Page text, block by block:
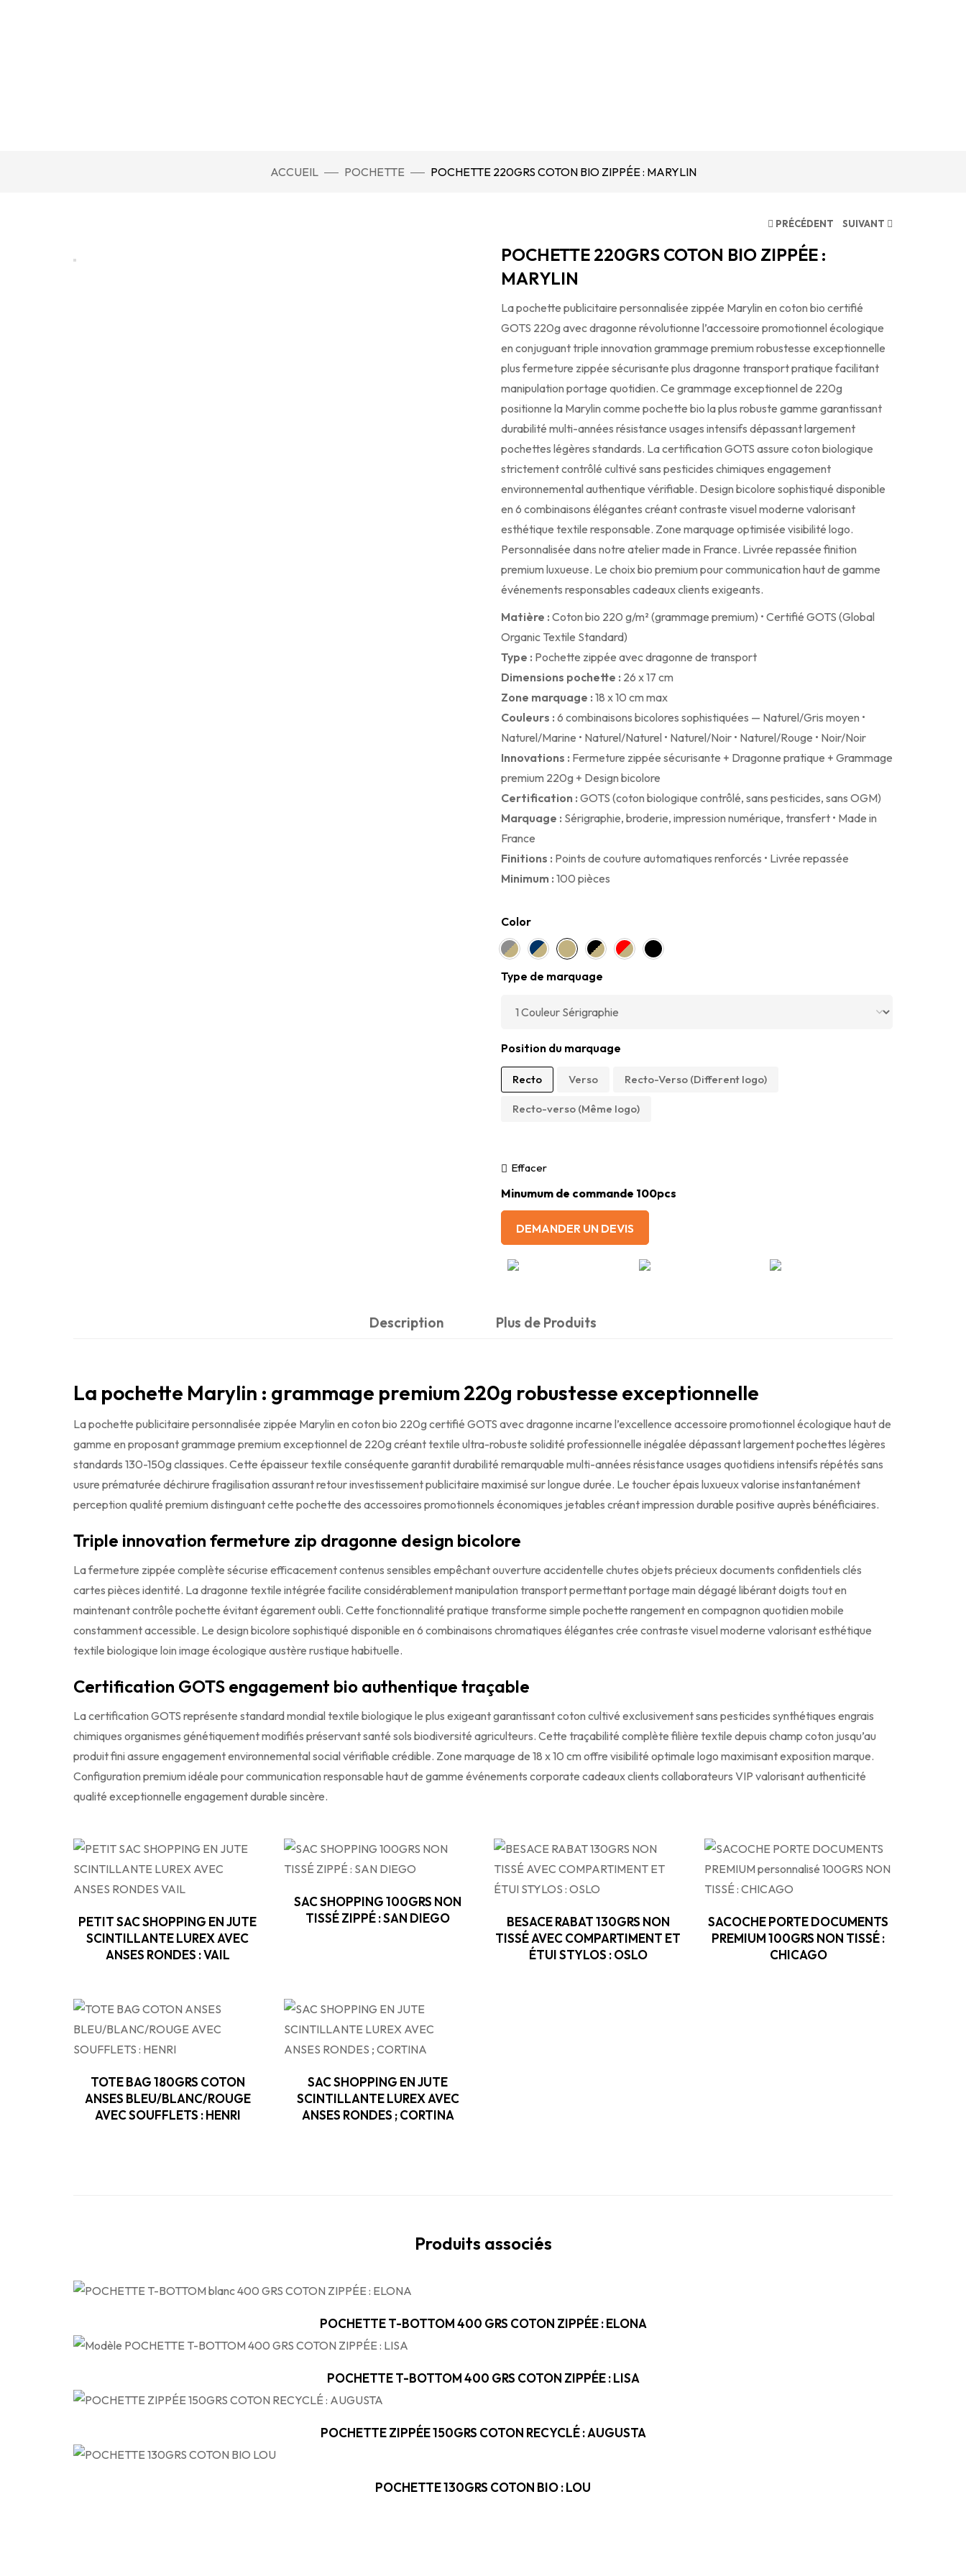
ACCUEIL POCHETTE POCHETTE 220GRS COTON BIO ZIPPÉE : MARYLIN
PRÉCÉDENT SUIVANT
POCHETTE 220GRS COTON BIO ZIPPÉE :
MARYLIN
La pochette publicitaire personnalisée zippée Marylin en coton bio certifié
GOTS 220g avec dragonne révolutionne l’accessoire promotionnel écologique
en conjuguant triple innovation grammage premium robustesse exceptionnelle
plus fermeture zippée sécurisante plus dragonne transport pratique facilitant
manipulation portage quotidien. Ce grammage exceptionnel de 220g
positionne la Marylin comme pochette bio la plus robuste gamme garantissant
durabilité multi-années résistance usages intensifs dépassant largement
pochettes légères standards. La certification GOTS assure coton biologique
strictement contrôlé cultivé sans pesticides chimiques engagement
environnemental authentique vérifiable. Design bicolore sophistiqué disponible
en 6 combinaisons élégantes créant contraste visuel moderne valorisant
esthétique textile responsable. Zone marquage optimisée visibilité logo.
Personnalisée dans notre atelier made in France. Livrée repassée finition
premium luxueuse. Le choix bio premium pour communication haut de gamme
événements responsables cadeaux clients exigeants.
Matière : Coton bio 220 g/m² (grammage premium) • Certifié GOTS (Global
Organic Textile Standard)
Type : Pochette zippée avec dragonne de transport
Dimensions pochette : 26 x 17 cm
Zone marquage : 18 x 10 cm max
Couleurs : 6 combinaisons bicolores sophistiquées — Naturel/Gris moyen •
Naturel/Marine • Naturel/Naturel • Naturel/Noir • Naturel/Rouge • Noir/Noir
Innovations : Fermeture zippée sécurisante + Dragonne pratique + Grammage
premium 220g + Design bicolore
Certification : GOTS (coton biologique contrôlé, sans pesticides, sans OGM)
Marquage : Sérigraphie, broderie, impression numérique, transfert • Made in
France
Finitions : Points de couture automatiques renforcés • Livrée repassée
Minimum : 100 pièces
Color
Type de marquage
Position du marquage
Recto Verso Recto-Verso (Different logo)
Recto-verso (Même logo)
Effacer
Minumum de commande 100pcs
DEMANDER UN DEVIS
Description Plus de Produits
La pochette Marylin : grammage premium 220g robustesse exceptionnelle
La pochette publicitaire personnalisée zippée Marylin en coton bio 220g certifié GOTS avec dragonne incarne l’excellence accessoire promotionnel écologique haut de
gamme en proposant grammage premium exceptionnel de 220g créant textile ultra-robuste solidité professionnelle inégalée dépassant largement pochettes légères
standards 130-150g classiques. Cette épaisseur textile conséquente garantit durabilité remarquable multi-années résistance usages quotidiens intensifs répétés sans
usure prématurée déchirure fragilisation assurant retour investissement publicitaire maximisé sur longue durée. Le toucher épais luxueux valorise instantanément
perception qualité premium distinguant cette pochette des accessoires promotionnels économiques jetables créant impression durable positive auprès bénéficiaires.
Triple innovation fermeture zip dragonne design bicolore
La fermeture zippée complète sécurise efficacement contenus sensibles empêchant ouverture accidentelle chutes objets précieux documents confidentiels clés
cartes pièces identité. La dragonne textile intégrée facilite considérablement manipulation transport permettant portage main dégagé libérant doigts tout en
maintenant contrôle pochette évitant égarement oubli. Cette fonctionnalité pratique transforme simple pochette rangement en compagnon quotidien mobile
constamment accessible. Le design bicolore sophistiqué disponible en 6 combinaisons chromatiques élégantes crée contraste visuel moderne valorisant esthétique
textile biologique loin image écologique austère rustique habituelle.
Certification GOTS engagement bio authentique traçable
La certification GOTS représente standard mondial textile biologique le plus exigeant garantissant coton cultivé exclusivement sans pesticides synthétiques engrais
chimiques organismes génétiquement modifiés préservant santé sols biodiversité agriculteurs. Cette traçabilité complète filière textile depuis champ coton jusqu’au
produit fini assure engagement environnemental social vérifiable crédible. Zone marquage de 18 x 10 cm offre visibilité optimale logo maximisant exposition marque.
Configuration premium idéale pour communication responsable haut de gamme événements corporate cadeaux clients collaborateurs VIP valorisant authenticité
qualité exceptionnelle engagement durable sincère.
PETIT SAC SHOPPING EN JUTE
SCINTILLANTE LUREX AVEC
ANSES RONDES : VAIL
SAC SHOPPING 100GRS NON
TISSÉ ZIPPÉ : SAN DIEGO
BESACE RABAT 130GRS NON
TISSÉ AVEC COMPARTIMENT ET
ÉTUI STYLOS : OSLO
SACOCHE PORTE DOCUMENTS
PREMIUM 100GRS NON TISSÉ :
CHICAGO
TOTE BAG 180GRS COTON
ANSES BLEU/BLANC/ROUGE
AVEC SOUFFLETS : HENRI
SAC SHOPPING EN JUTE
SCINTILLANTE LUREX AVEC
ANSES RONDES ; CORTINA
Produits associés
POCHETTE T-BOTTOM 400 GRS COTON ZIPPÉE : ELONA
POCHETTE T-BOTTOM 400 GRS COTON ZIPPÉE : LISA
POCHETTE ZIPPÉE 150GRS COTON RECYCLÉ : AUGUSTA
POCHETTE 130GRS COTON BIO : LOU